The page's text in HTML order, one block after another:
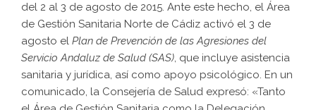
del 2 al 3 de agosto de 2015. Ante este hecho, el Área
de Gestión Sanitaria Norte de Cádiz activó el 3 de
agosto el Plan de Prevención de las Agresiones del
Servicio Andaluz de Salud (SAS), que incluye asistencia
sanitaria y jurídica, así como apoyo psicológico. En un
comunicado, la Consejería de Salud expresó: «Tanto